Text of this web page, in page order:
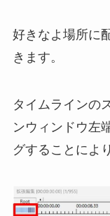
好きなよ場所に
きます。
タイムラインの
ンウィンドウ左
グすることによ